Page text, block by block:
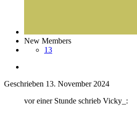
New Members
13
Geschrieben 13. November 2024
vor einer Stunde schrieb Vicky_: